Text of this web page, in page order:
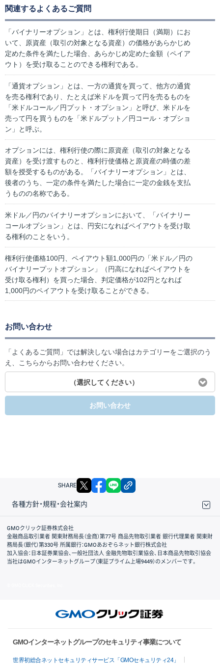
関連するよくあるご質問
「バイナリーオプション」とは、権利行使期日（満期）にお
いて、原資産（取引の対象となる資産）の価格があらかじめ
定めた条件を満たした場合、あらかじめ定めた金額（ペイア
ウト）を受け取ることのできる権利である。
「通貨オプション」とは、一方の通貨を買って、他方の通貨
を売る権利であり、たとえば米ドルを買って円を売るものを
「米ドルコール／円プット・オプション」と呼び、米ドルを
売って円を買うものを「米ドルプット／円コール・オプショ
ン」と呼ぶ。
オプションには、権利行使の際に原資産（取引の対象となる
資産）を受け渡すものと、権利行使価格と原資産の時価の差
額を授受するものがある。「バイナリーオプション」とは、
後者のうち、一定の条件を満たした場合に一定の金銭を支払
うものの名称である。
米ドル／円のバイナリーオプションにおいて、「バイナリー
コールオプション」とは、円安になればペイアウトを受け取
る権利のことをいう。
権利行使価格100円、ペイアウト額1,000円の「米ドル／円の
バイナリープットオプション」（円高になればペイアウトを
受け取る権利）を買った場合、判定価格が102円となれば
1,000円のペイアウトを受け取ることができる。
お問い合わせ
「よくあるご質問」では解決しない場合はカテゴリーをご選択のう
え、こちらからお問い合わせください。
（選択してください）
お問い合わせ
SHARE X facebook
各種方針・規程・会社案内
取引規程・約款
サイトマップ
その他のご案内
個人情報保護方針
最良執行方針
サイトのご利用について
ディスクレイマー
信託保全
リスク説明
会社案内
GMOクリック証券株式会社
金融商品取引業者 関東財務局長（金商）第77号 商品先物取引業者 銀行代理業者 関東財
務局長（銀代）第330号 所属銀行：GMOあおぞらネット銀行株式会社
加入協会：日本証券業協会、一般社団法人 金融先物取引業協会、日本商品先物取引協会
当社はGMOインターネットグループ（東証プライム上場9449）のメンバーです。
GMOインターネットグループのセキュリティ事業について
世界初総合ネットセキュリティサービス「GMOセキュリティ24」